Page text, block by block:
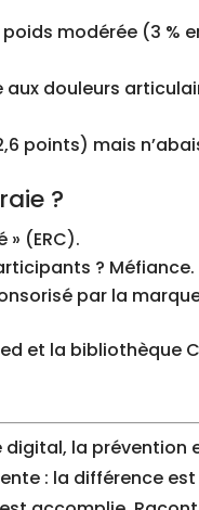
modérée (3 %
douleurs
points) mais
?
» (ERC).
? Méfiance.
par la
et la
la
: la différence